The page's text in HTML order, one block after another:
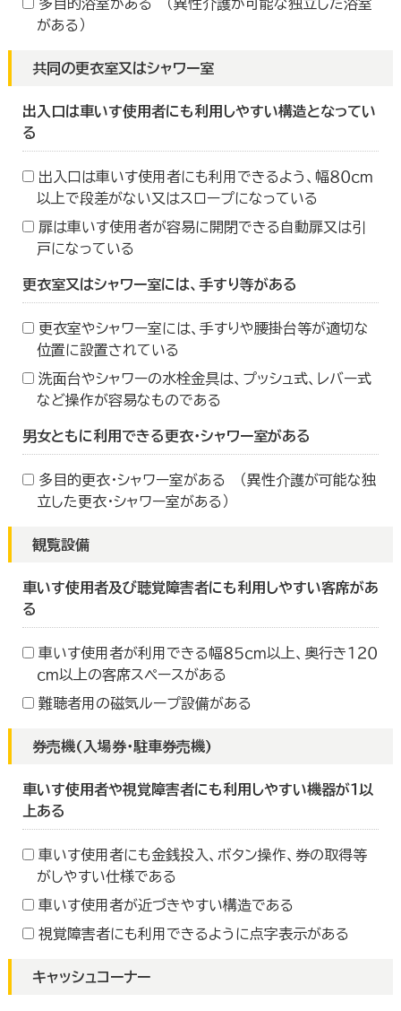
多目的浴室がある （異性介護が可能な独立した浴室
がある）
共同の更衣室又はシャワー室
出入口は車いす使用者にも利用しやすい構造となってい
る
出入口は車いす使用者にも利用できるよう、幅８０ｃｍ
以上で段差がない又はスロープになっている
扉は車いす使用者が容易に開閉できる自動扉又は引
戸になっている
更衣室又はシャワー室には、手すり等がある
更衣室やシャワー室には、手すりや腰掛台等が適切な
位置に設置されている
洗面台やシャワーの水栓金具は、プッシュ式、レバー式
など操作が容易なものである
男女ともに利用できる更衣・シャワー室がある
多目的更衣・シャワー室がある （異性介護が可能な独
立した更衣・シャワー室がある）
観覧設備
車いす使用者及び聴覚障害者にも利用しやすい客席があ
る
車いす使用者が利用できる幅８５ｃｍ以上、奥行き１２０
ｃｍ以上の客席スペースがある
難聴者用の磁気ループ設備がある
券売機(入場券・駐車券売機)
車いす使用者や視覚障害者にも利用しやすい機器が１以
上ある
車いす使用者にも金銭投入、ボタン操作、券の取得等
がしやすい仕様である
車いす使用者が近づきやすい構造である
視覚障害者にも利用できるように点字表示がある
キャッシュコーナー